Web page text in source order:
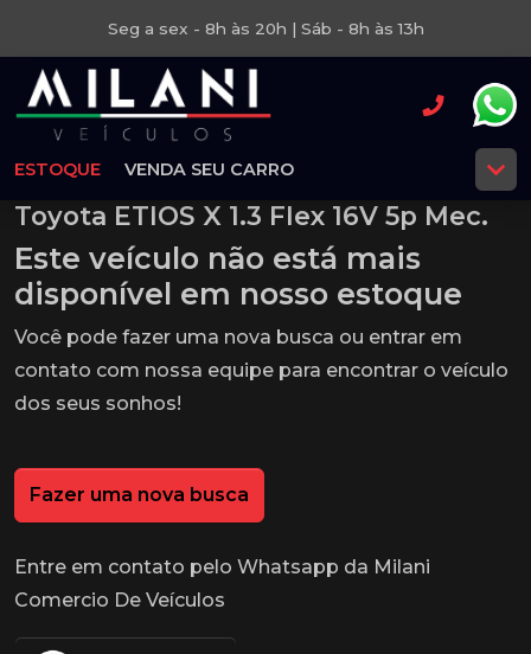
Seg a sex - 8h às 20h | Sáb - 8h às 13h
ESTOQUE VENDA SEU CARRO
Toyota ETIOS X 1.3 Flex 16V 5p Mec.
Este veículo não está mais
disponível em nosso estoque
Você pode fazer uma nova busca ou entrar em
contato com nossa equipe para encontrar o veículo
dos seus sonhos!
Fazer uma nova busca
Entre em contato pelo Whatsapp da Milani
Comercio De Veículos